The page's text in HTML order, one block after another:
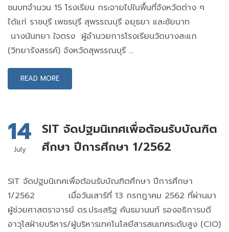
ชนบทจำนวน 15 โรงเรียน กระจายไปในพื้นที่จังหวัดต่าง ๆ
ได้แก่ ราชบุรี เพชรบุรี สุพรรณบุรี อยุธยา และชัยนาท
นางนันทยา ใจตรง ผู้อำนวยการโรงเรียนวัดบางสะแก
(วิทยารังสรรค์) จังหวัดสุพรรณบุรี …
READ MORE
14
July
SIT จัดปฐมนิเทศเพื่อต้อนรับบัณฑิต
ศึกษา ปีการศึกษา 1/2562
SIT จัดปฐมนิเทศเพื่อต้อนรับบัณฑิตศึกษา ปีการศึกษา
1/2562 เมื่อวันเสาร์ที่ 13 กรกฎาคม 2562 ที่ผ่านมา
ผู้ช่วยศาสตราจารย์ ดร.ประเสริฐ คันธมานนท์ รองอธิการบดี
อาวุโสฝ่ายบริหาร/ผู้บริหารเทคโนโลยีสารสนเทศระดับสูง (CIO)